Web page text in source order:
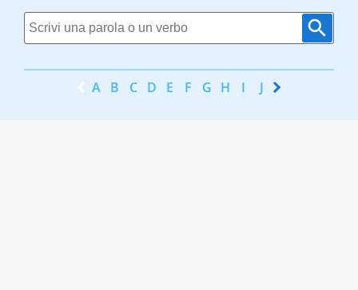
A B C D E F G H I J K